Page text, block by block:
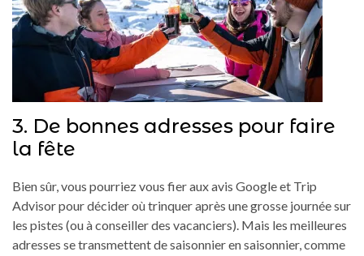
3. De bonnes adresses pour faire
la fête
Bien sûr, vous pourriez vous fier aux avis Google et Trip
Advisor pour décider où trinquer après une grosse journée sur
les pistes (ou à conseiller des vacanciers). Mais les meilleures
adresses se transmettent de saisonnier en saisonnier, comme